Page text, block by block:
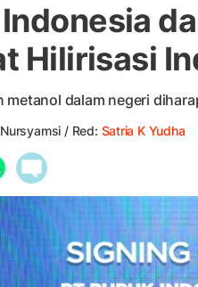
Hilirisasi
metanol dalam negeri
/ Red: Satria K Yudha